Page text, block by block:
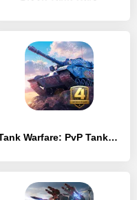
Tank Warfare: PvP Tanks Blitz